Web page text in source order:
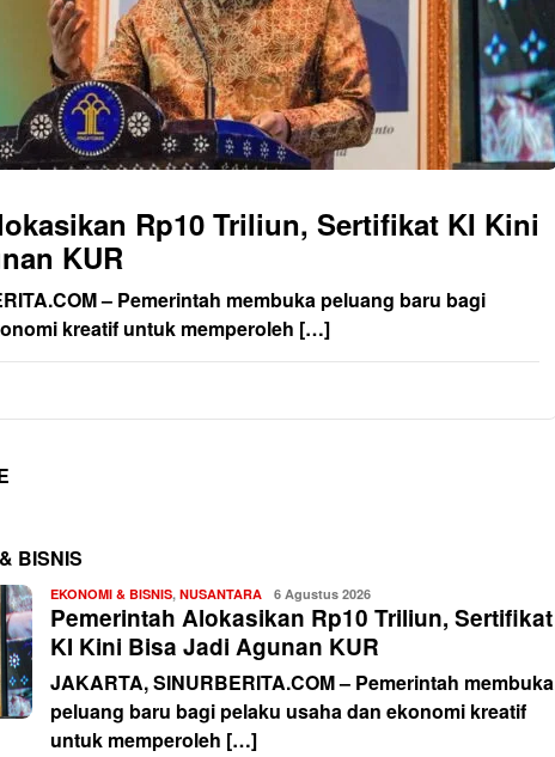
Rp10 Triliun, Sertifikat KI Kini
KUR
– Pemerintah membuka peluang baru bagi
kreatif untuk memperoleh […]
BISNIS
EKONOMI & BISNIS, NUSANTARA Redaksi
6 Agustus 2026
Pemerintah Alokasikan Rp10 Triliun, Sertifikat
KI Kini Bisa Jadi Agunan KUR
JAKARTA, SINURBERITA.COM – Pemerintah membuka
peluang baru bagi pelaku usaha dan ekonomi kreatif
untuk memperoleh […]